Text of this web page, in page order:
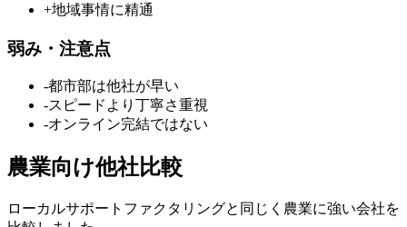
+地域事情に精通
弱み・注意点
-都市部は他社が早い
-スピードより丁寧さ重視
-オンライン完結ではない
農業向け他社比較
ローカルサポートファクタリングと同じく 農業に強い会社を